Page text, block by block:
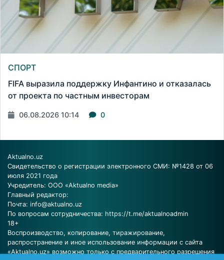
СПОРТ
FIFA выразила поддержку Инфантино и отказалась
от проекта по частным инвесторам
06.08.2026 10:14 0
Aktualno.uz
Свидетельство о регистрации электронного СМИ: №1428 от 06
июля 2021 года
Учредитель: ООО «Aktualno media»
Главный редактор:
Почта: info@aktualno.uz
По вопросам сотрудничества: https://t.me/aktualnoadmin
18+
Воспроизводство, копирование, тиражирование,
распространение и иное использование информации с сайта
«Aktualno.uz» возможно только с предварительного разрешения